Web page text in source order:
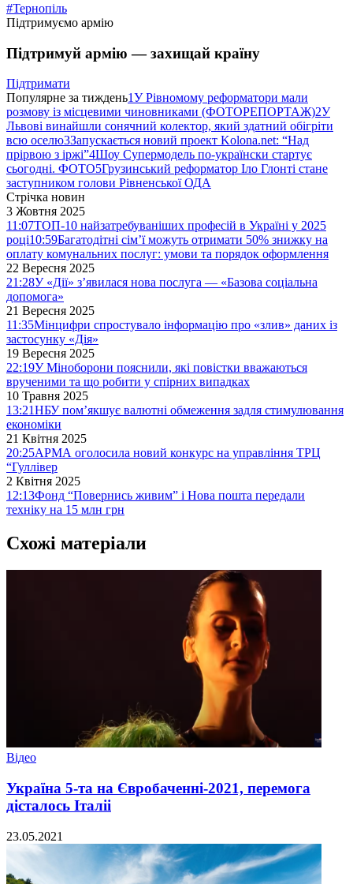
#Тернопіль
Підтримуємо армію
Підтримуй армію — захищай країну
Підтримати
Популярне за тиждень1У Рівномому реформатори мали
розмову із місцевими чиновниками (ФОТОРЕПОРТАЖ)2У
Львові винайшли сонячний колектор, який здатний обігріти
всю оселю3Запускається новий проект Kolona.net: “Над
прірвою з іржі”4Шоу Супермодель по-українски стартує
сьогодні. ФОТО5Грузинський реформатор Іло Глонті стане
заступником голови Рівненської ОДА
Стрічка новин
3 Жовтня 2025
11:07ТОП-10 найзатребуваніших професій в Україні у 2025
році10:59Багатодітні сім’ї можуть отримати 50% знижку на
оплату комунальних послуг: умови та порядок оформлення
22 Вересня 2025
21:28У «Дії» з’явилася нова послуга — «Базова соціальна
допомога»
21 Вересня 2025
11:35Мінцифри спростувало інформацію про «злив» даних із
застосунку «Дія»
19 Вересня 2025
22:19У Міноборони пояснили, які повістки вважаються
врученими та що робити у спірних випадках
10 Травня 2025
13:21НБУ пом’якшує валютні обмеження задля стимулювання
економіки
21 Квітня 2025
20:25АРМА оголосила новий конкурс на управління ТРЦ
“Гуллівер
2 Квітня 2025
12:13Фонд “Повернись живим” і Нова пошта передали
техніку на 15 млн грн
Схожі матеріали
Відео
Україна 5-та на Євробаченні-2021, перемога
дісталось Італіі
23.05.2021